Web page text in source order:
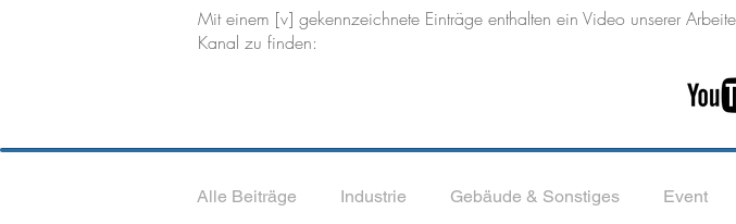
Mit einem [v] gekennzeichnete Einträge enthalten ein Video unserer
Kanal zu finden:
Alle Beiträge Industrie Gebäude & Sonstiges Event